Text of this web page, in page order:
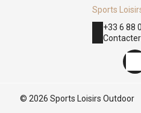
Sports
+33 6 88
© 2026 Sports Loisirs Outdoor